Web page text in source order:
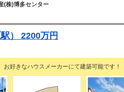
(株)博多センター
） 2200万円
好きなハウスメーカーにて建築可能です！